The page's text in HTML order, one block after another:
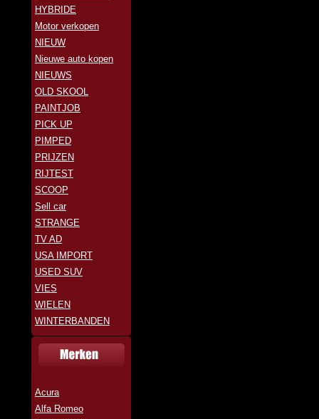
HYBRIDE
Motor verkopen
NIEUW
Nieuwe auto kopen
NIEUWS
OLD SKOOL
PAINTJOB
PICK UP
PIMPED
PRIJZEN
RIJTEST
SCOOP
Sell car
STRANGE
TV AD
USA IMPORT
USED SUV
VIES
WIELEN
WINTERBANDEN
Acura
Alfa Romeo